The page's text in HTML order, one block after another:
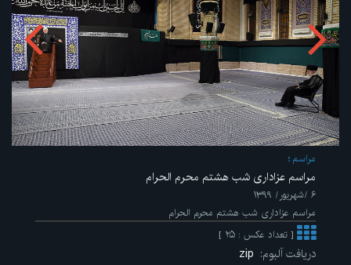
مراسم
مراسم عزاداری شب هشتم محرم الحرام
۶ /شهریور/ ۱۳۹۹
مراسم عزاداری شب هشتم محرم الحرام
[ تعداد عکس : ۲۵ ]
دریافت آلبوم: